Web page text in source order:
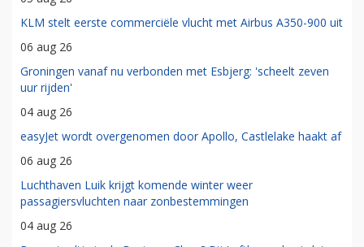
KLM stelt eerste commerciële vlucht met Airbus A350-900 uit
06 aug 26
Groningen vanaf nu verbonden met Esbjerg: 'scheelt zeven
uur rijden'
04 aug 26
easyJet wordt overgenomen door Apollo, Castlelake haakt af
06 aug 26
Luchthaven Luik krijgt komende winter weer
passagiersvluchten naar zonbestemmingen
04 aug 26